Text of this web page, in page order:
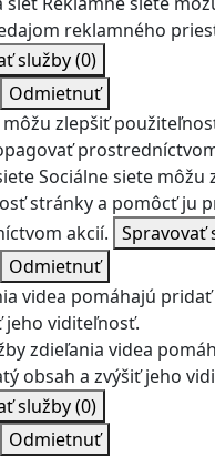
reklamného
služby(0)
Odmietnuť
môžu zlepšiť
Sociálne siete môžu
stránky a pomôcť ju
akcií. Spravovať
Odmietnuť
videa pomáhajú
jeho viditeľnosť.
zdieľania videa
obsah a zvýšiť jeho
služby(0)
Odmietnuť